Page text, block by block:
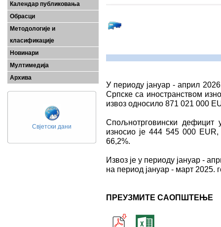
Календар публиковања
Обрасци
Методологије и
класификације
Новинари
Мултимедија
Архива
Свјетски дани
У периоду јануар - април
Српске са иностранством
извоз односило 871 021 000
Спољнотрговински дефицит
износио је 444 545 000 ЕUR,
66,2%.
Извоз је у периоду јануар -
на период јануар - март 2025.
ПРЕУЗМИТЕ САОПШТЕЊЕ